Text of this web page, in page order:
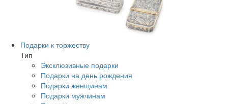
Подарки к торжеству
Тип
Эксклюзивные подарки
Подарки на день рождения
Подарки женщинам
Подарки мужчинам